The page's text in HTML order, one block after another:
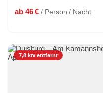
ab 46 € / Person / Nacht
7,8 km entfernt